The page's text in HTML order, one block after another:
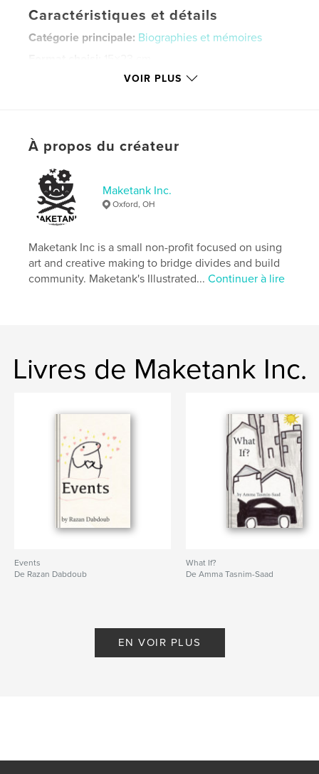
Caractéristiques et détails
Catégorie principale: Biographies et mémoires
LangueEnglish
Mots-clés
immigrant memoir ,
VOIR PLUS
À propos du créateur
Maketank Inc.
Oxford, OH
Maketank Inc is a small non-profit focused on using
art and creative making to bridge divides and build
community. Maketank's Illustrated...Continuer à lire
Livres de Maketank Inc.
Events
De Razan Dabdoub
What If?
De Amma Tasnim-Saad
EN VOIR PLUS